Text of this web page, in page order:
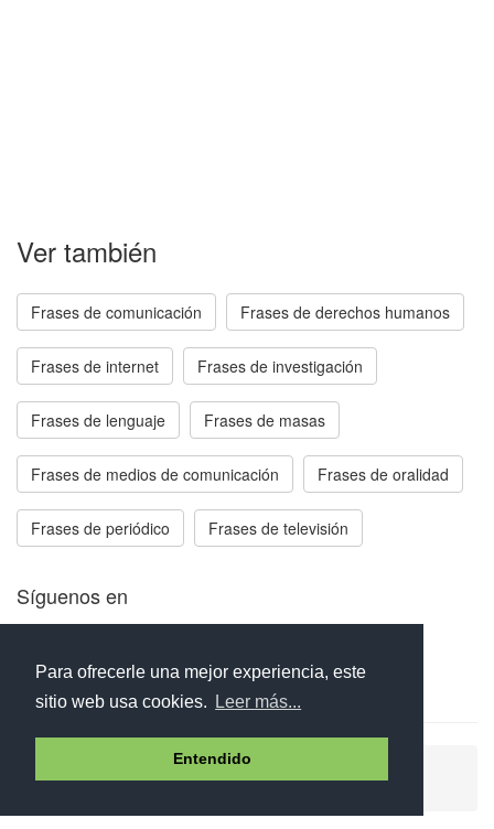
Para ofrecerle una mejor experiencia, este
sitio web usa cookies.
Leer más...
Entendido
Ver también
Frases de comunicación Frases de derechos humanos
Frases de internet Frases de investigación
Frases de lenguaje Frases de masas
Frases de medios de comunicación Frases de oralidad
Frases de periódico Frases de televisión
Síguenos en
Aviso legal